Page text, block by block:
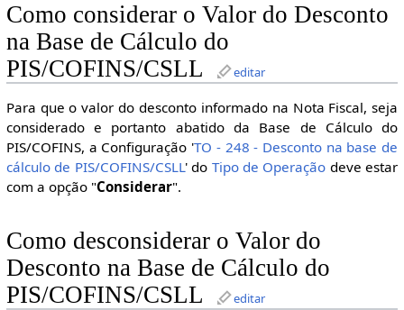
Como considerar o Valor do Desconto
na Base de Cálculo do
PIS/COFINS/CSLL
editar
Para que o valor do desconto informado na Nota Fiscal, seja
considerado e portanto abatido da Base de Cálculo do
PIS/COFINS, a Configuração 'TO - 248 - Desconto na base de
cálculo de PIS/COFINS/CSLL' do Tipo de Operação deve estar
com a opção "Considerar".
Como desconsiderar o Valor do
Desconto na Base de Cálculo do
PIS/COFINS/CSLL
editar